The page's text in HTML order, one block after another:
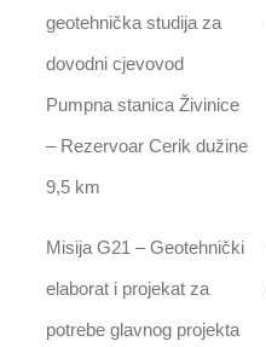
geotehnička studija za
dovodni cjevovod
Pumpna stanica Živinice
– Rezervoar Cerik dužine
9,5 km
Misija G21 – Geotehnički
elaborat i projekat za
potrebe glavnog projekta